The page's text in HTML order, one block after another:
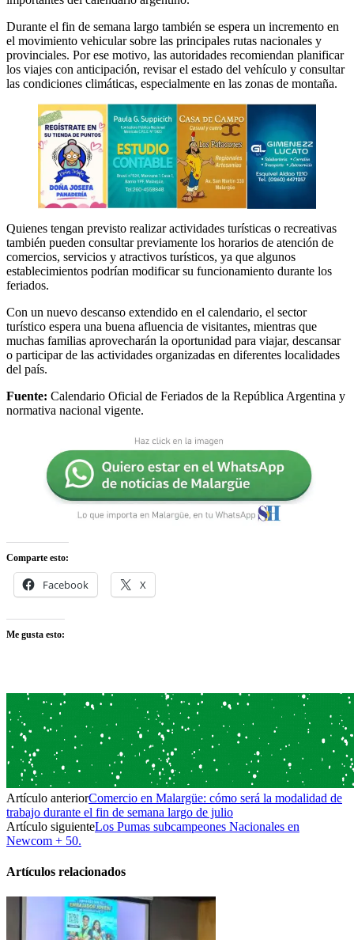
Durante el fin de semana largo también se espera un incremento en
el movimiento vehicular sobre las principales rutas nacionales y
provinciales. Por ese motivo, las autoridades recomiendan planificar
los viajes con anticipación, revisar el estado del vehículo y consultar
las condiciones climáticas, especialmente en las zonas de montaña.
Quienes tengan previsto realizar actividades turísticas o recreativas
también pueden consultar previamente los horarios de atención de
comercios, servicios y atractivos turísticos, ya que algunos
establecimientos podrían modificar su funcionamiento durante los
feriados.
Con un nuevo descanso extendido en el calendario, el sector
turístico espera una buena afluencia de visitantes, mientras que
muchas familias aprovecharán la oportunidad para viajar, descansar
o participar de las actividades organizadas en diferentes localidades
del país.
Fuente: Calendario Oficial de Feriados de la República Argentina y
normativa nacional vigente.
Comparte esto:
Facebook X
Me gusta esto:
Artículo anteriorComercio en Malargüe: cómo será la modalidad de
trabajo durante el fin de semana largo de julio
Artículo siguienteLos Pumas subcampeones Nacionales en
Newcom + 50.
Artículos relacionados